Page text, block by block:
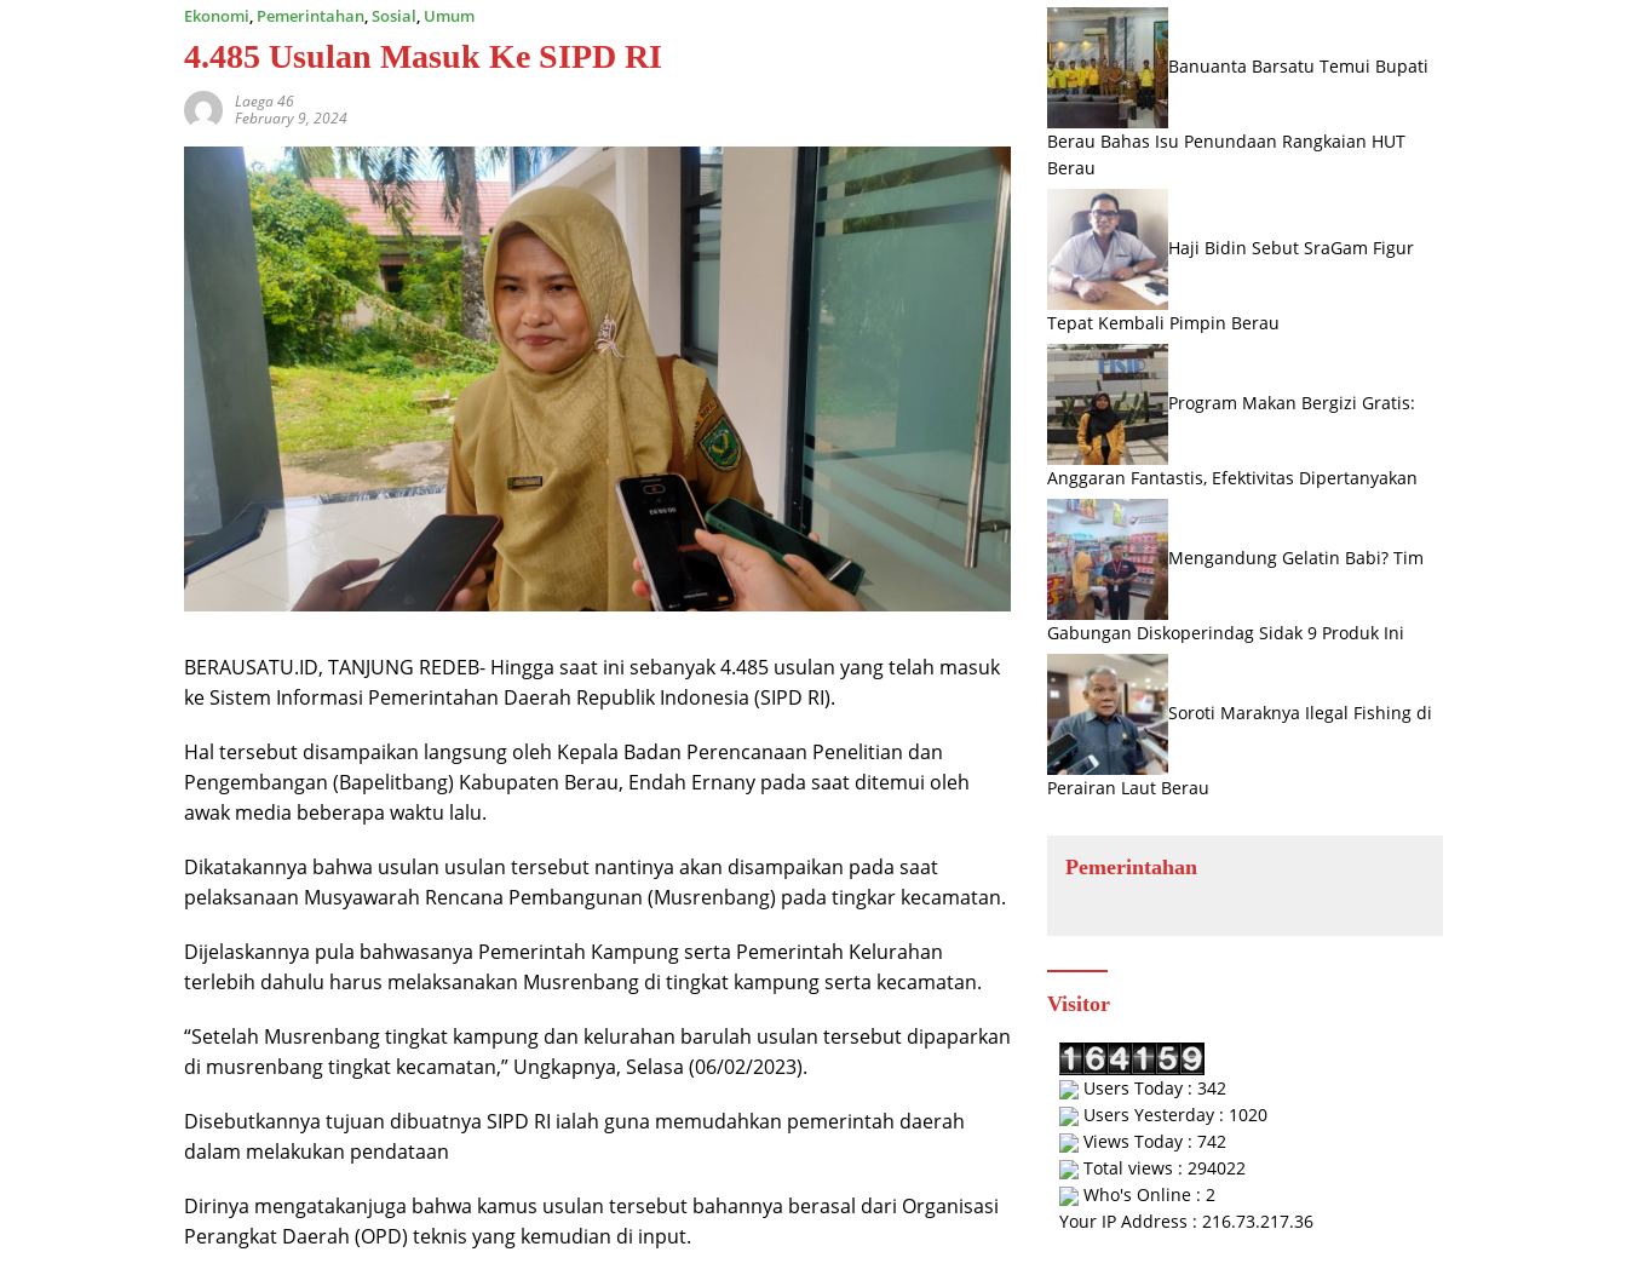
Ekonomi, Pemerintahan,Sosial, Umum
4.485 Usulan Masuk Ke SIPD RI
Laega 46
February 9, 2024
BERAUSATU.ID, TANJUNG REDEB- Hingga saat ini sebanyak 4.485 usulan yang telah masuk
ke Sistem Informasi Pemerintahan Daerah Republik Indonesia (SIPD RI).
Hal tersebut disampaikan langsung oleh Kepala Badan Perencanaan Penelitian dan
Pengembangan (Bapelitbang) Kabupaten Berau, Endah Ernany pada saat ditemui oleh
awak media beberapa waktu lalu.
Dikatakannya bahwa usulan usulan tersebut nantinya akan disampaikan pada saat
pelaksanaan Musyawarah Rencana Pembangunan (Musrenbang) pada tingkar kecamatan.
Dijelaskannya pula bahwasanya Pemerintah Kampung serta Pemerintah Kelurahan
terlebih dahulu harus melaksanakan Musrenbang di tingkat kampung serta kecamatan.
“Setelah Musrenbang tingkat kampung dan kelurahan barulah usulan tersebut dipaparkan
di musrenbang tingkat kecamatan,” Ungkapnya, Selasa (06/02/2023).
Disebutkannya tujuan dibuatnya SIPD RI ialah guna memudahkan pemerintah daerah
dalam melakukan pendataan
Dirinya mengatakanjuga bahwa kamus usulan tersebut bahannya berasal dari Organisasi
Perangkat Daerah (OPD) teknis yang kemudian di input.
Banuanta Barsatu Temui Bupati
Berau Bahas Isu Penundaan Rangkaian HUT
Berau
Haji Bidin Sebut SraGam Figur
Tepat Kembali Pimpin Berau
Program Makan Bergizi Gratis:
Anggaran Fantastis, Efektivitas Dipertanyakan
Mengandung Gelatin Babi? Tim
Gabungan Diskoperindag Sidak 9 Produk Ini
Soroti Maraknya Ilegal Fishing di
Perairan Laut Berau
Pemerintahan
Visitor
Users Today : 342
Users Yesterday : 1020
Views Today : 742
Total views : 294022
Who's Online : 2
Your IP Address : 216.73.217.36